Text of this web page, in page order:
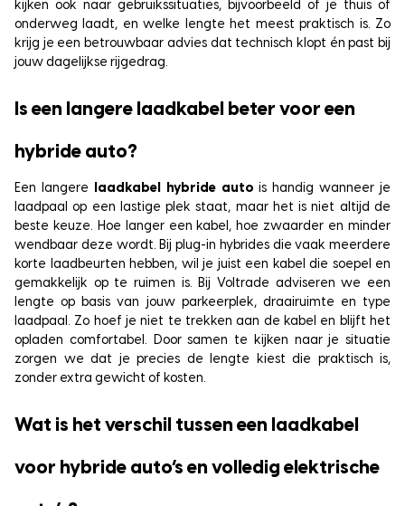
kijken ook naar gebruikssituaties, bijvoorbeeld of je thuis of
onderweg laadt, en welke lengte het meest praktisch is. Zo
krijg je een betrouwbaar advies dat technisch klopt én past bij
jouw dagelijkse rijgedrag.
Is een langere laadkabel beter voor een
hybride auto?
Een langere laadkabel hybride auto is handig wanneer je
laadpaal op een lastige plek staat, maar het is niet altijd de
beste keuze. Hoe langer een kabel, hoe zwaarder en minder
wendbaar deze wordt. Bij plug-in hybrides die vaak meerdere
korte laadbeurten hebben, wil je juist een kabel die soepel en
gemakkelijk op te ruimen is. Bij Voltrade adviseren we een
lengte op basis van jouw parkeerplek, draairuimte en type
laadpaal. Zo hoef je niet te trekken aan de kabel en blijft het
opladen comfortabel. Door samen te kijken naar je situatie
zorgen we dat je precies de lengte kiest die praktisch is,
zonder extra gewicht of kosten.
Wat is het verschil tussen een laadkabel
voor hybride auto’s en volledig elektrische